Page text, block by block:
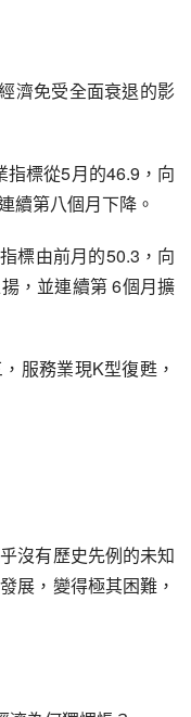
濟免受全面衰退的影
指標從5月的46.9，向
續第八個月下降。
標由前月的50.3，向
，並連續第 6個月擴
服務業現K型復甦，
沒有歷史先例的未知
展，變得極其困難，